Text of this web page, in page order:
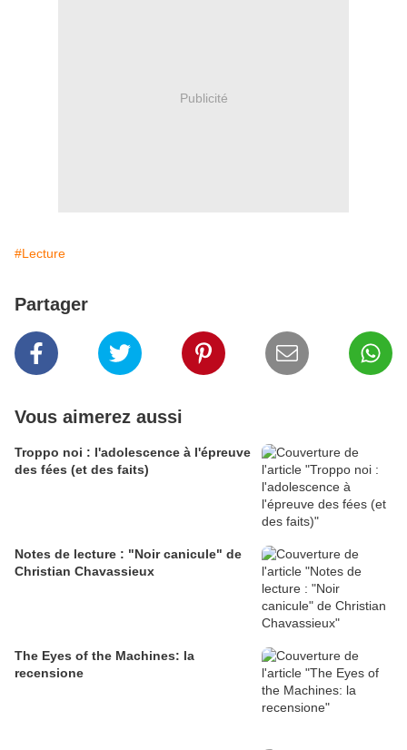
Publicité
#Lecture
Partager
Vous aimerez aussi
Troppo noi : l'adolescence à l'épreuve
des fées (et des faits)
Notes de lecture : "Noir canicule" de
Christian Chavassieux
The Eyes of the Machines: la
recensione